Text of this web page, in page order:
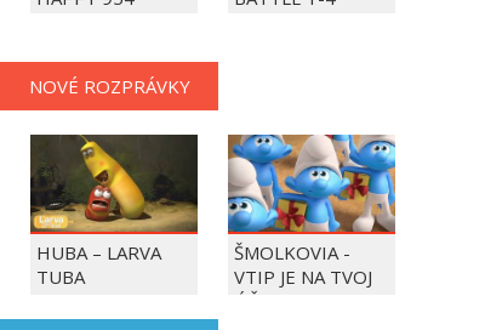
NOVÉ ROZPRÁVKY
HUBA – LARVA
TUBA
ŠMOLKOVIA -
VTIP JE NA TVOJ
ÚČET